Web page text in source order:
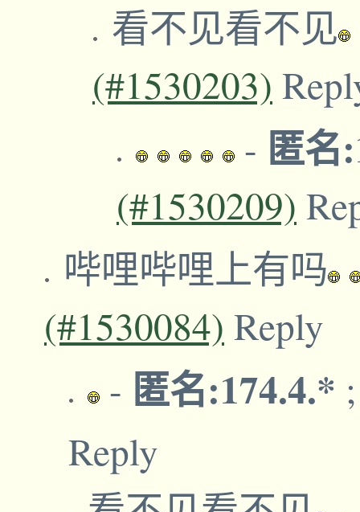
看不见看不见
(#1530203)
- 匿名
(#1530209)
哔哩哔哩上有吗
(#1530084) Reply
- 匿名:174.4.*
Reply